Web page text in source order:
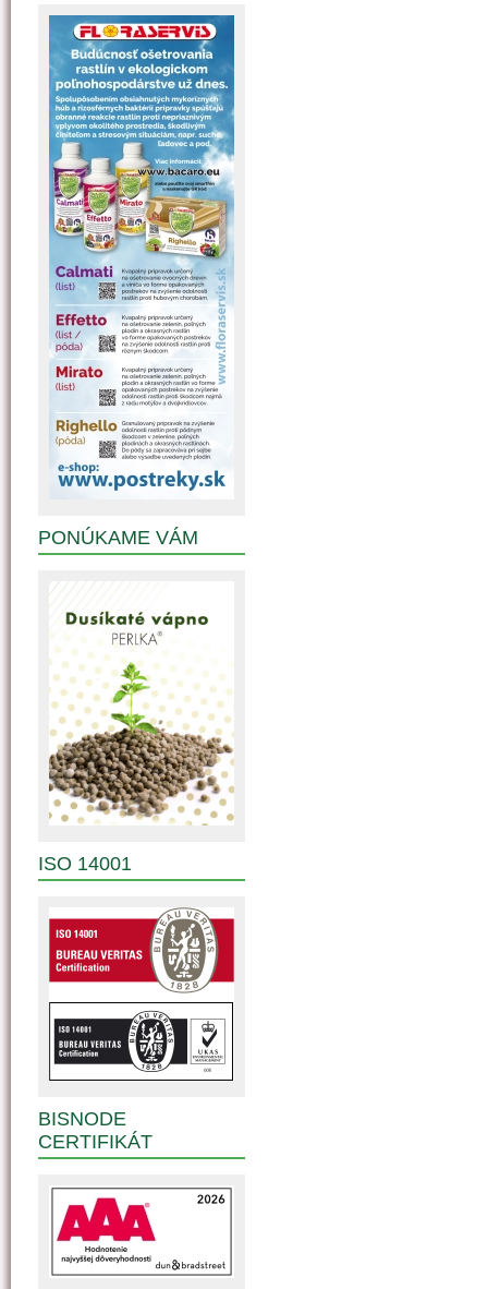
PONÚKAME VÁM
ISO 14001
BISNODE
CERTIFIKÁT